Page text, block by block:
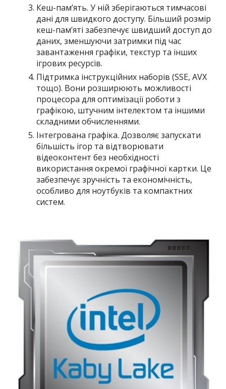
Кеш-пам’ять. У ній зберігаються тимчасові
дані для швидкого доступу. Більший розмір
кеш-пам’яті забезпечує швидший доступ до
даних, зменшуючи затримки під час
завантаження графіки, текстур та інших
ігрових ресурсів.
Підтримка інструкційних наборів (SSE, AVX
тощо). Вони розширюють можливості
процесора для оптимізації роботи з
графікою, штучним інтелектом та іншими
складними обчисленнями.
Інтегрована графіка. Дозволяє запускати
більшість ігор та відтворювати
відеоконтент без необхідності
використання окремої графічної картки. Це
забезпечує зручність та економічність,
особливо для ноутбуків та компактних
систем.